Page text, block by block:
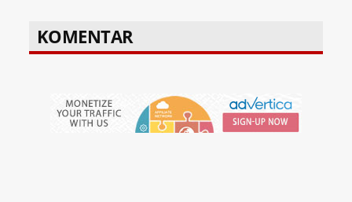
KOMENTAR